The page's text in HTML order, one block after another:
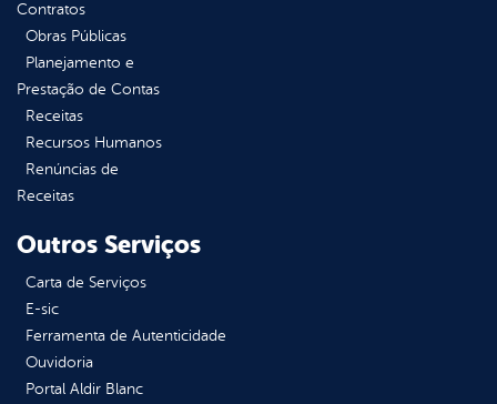
Contratos
Obras Públicas
Planejamento e
Prestação de Contas
Receitas
Recursos Humanos
Renúncias de
Receitas
Outros Serviços
Carta de Serviços
E-sic
Ferramenta de Autenticidade
Ouvidoria
Portal Aldir Blanc